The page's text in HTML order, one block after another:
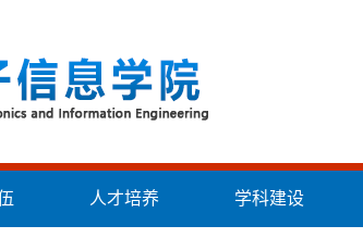
人才培养 学科建设